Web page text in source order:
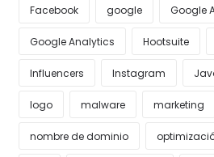
Facebook google Google
Google Analytics Hootsuite
Influencers Instagram
logo malware marketing
nombre de dominio